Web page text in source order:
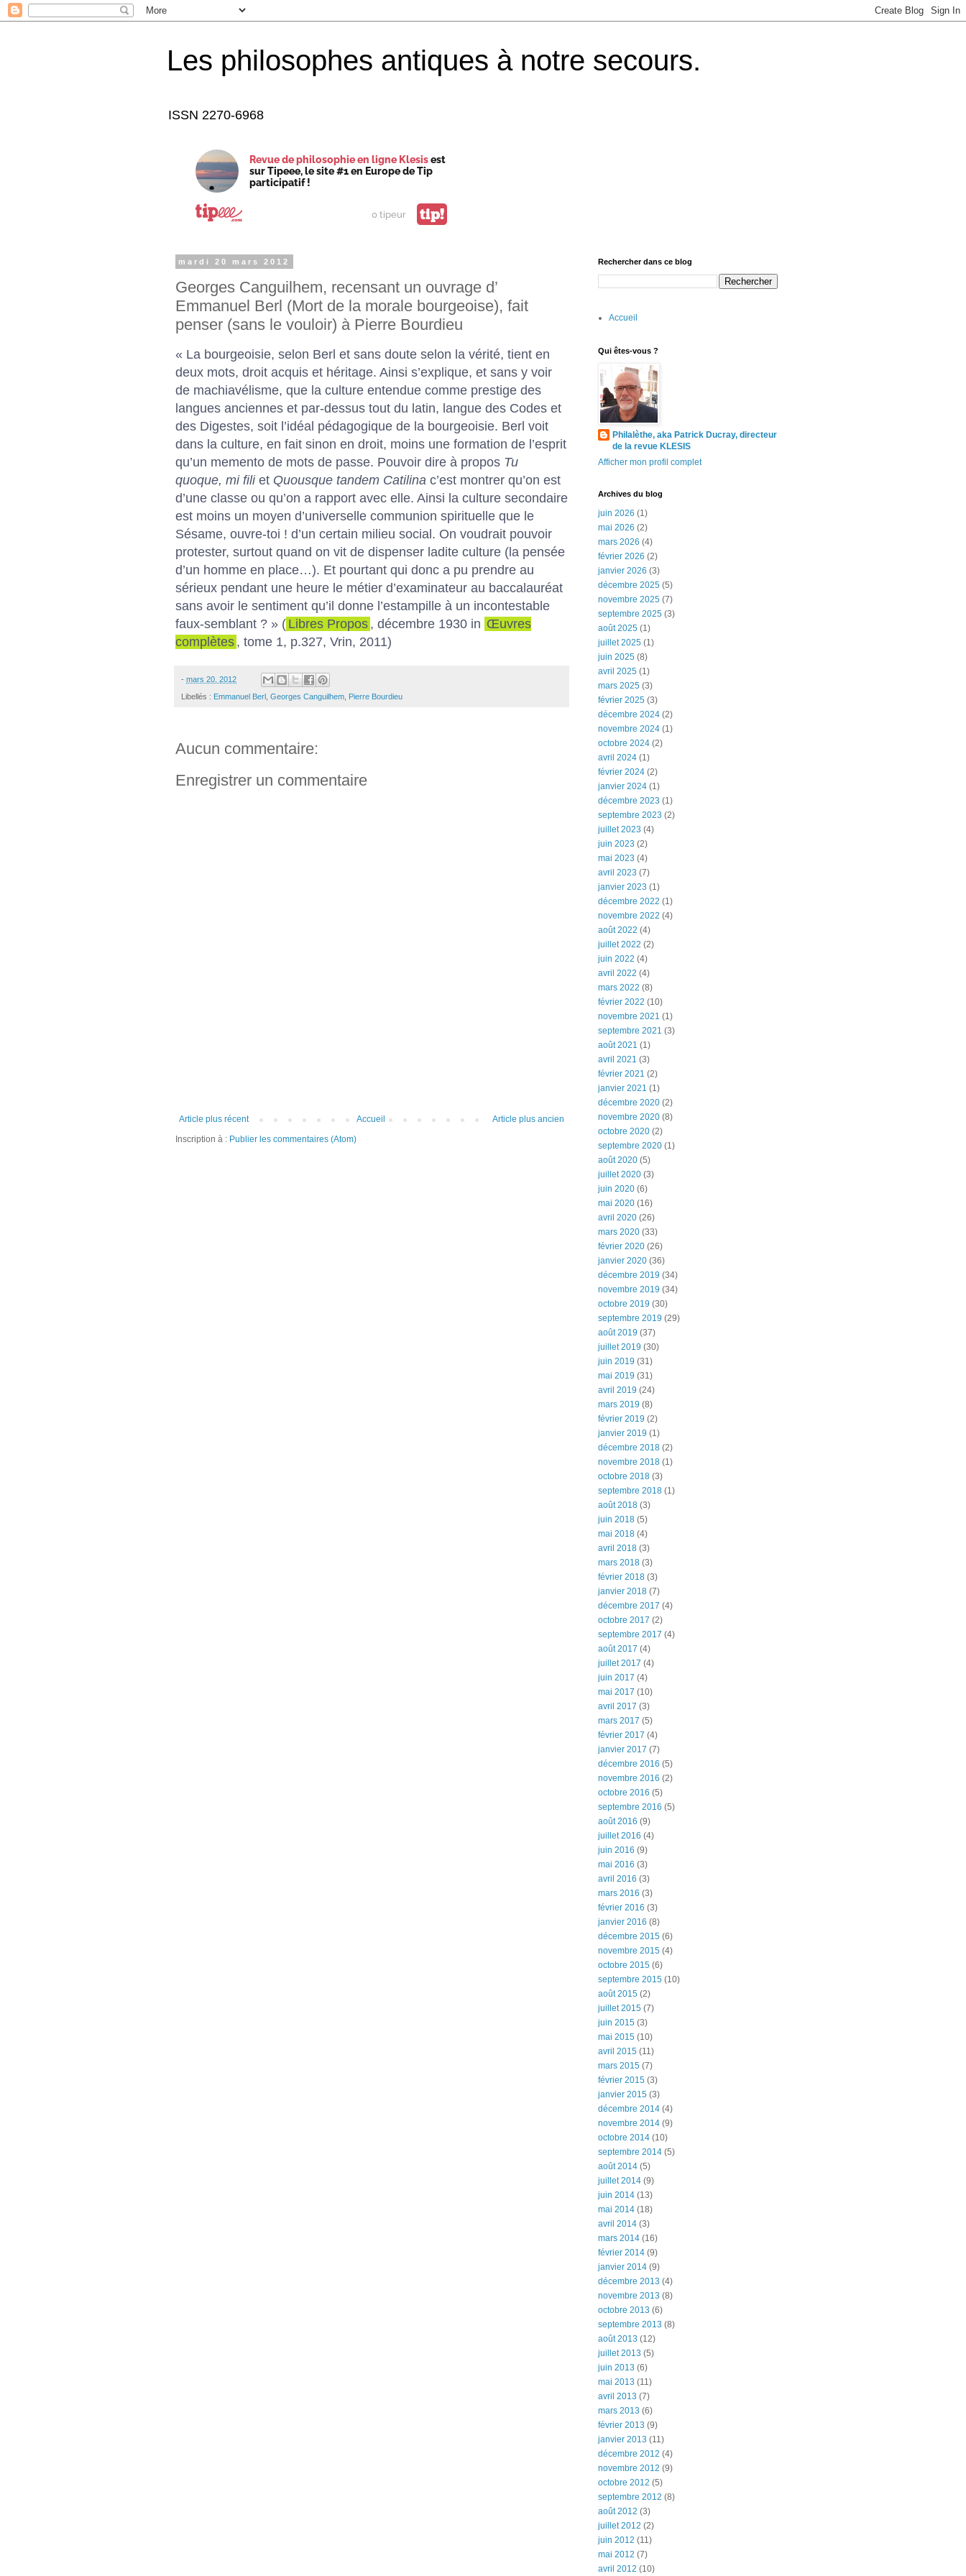
Les philosophes antiques à notre secours.
ISSN 2270-6968
Revue de philosophie en ligne Klesisest
sur Tipeee, le site #1 en Europe de Tip
participatif !
0 tipeur tip!
mardi 20 mars 2012
Georges Canguilhem, recensant un ouvrage d’
Emmanuel Berl (Mort de la morale bourgeoise), fait
penser (sans le vouloir) à Pierre Bourdieu
« La bourgeoisie, selon Berl et sans doute selon la vérité, tient en
deux mots, droit acquis et héritage. Ainsi s’explique, et sans y voir
de machiavélisme, que la culture entendue comme prestige des
langues anciennes et par-dessus tout du latin, langue des Codes et
des Digestes, soit l’idéal pédagogique de la bourgeoisie. Berl voit
dans la culture, en fait sinon en droit, moins une formation de l’esprit
qu’un memento de mots de passe. Pouvoir dire à propos Tu
quoque, mi fili et Quousque tandem Catilina c’est montrer qu’on est
d’une classe ou qu’on a rapport avec elle. Ainsi la culture secondaire
est moins un moyen d’universelle communion spirituelle que le
Sésame, ouvre-toi ! d’un certain milieu social. On voudrait pouvoir
protester, surtout quand on vit de dispenser ladite culture (la pensée
d’un homme en place…). Et pourtant qui donc a pu prendre au
sérieux pendant une heure le métier d’examinateur au baccalauréat
sans avoir le sentiment qu’il donne l’estampille à un incontestable
faux-semblant ? » ( Libres Propos , décembre 1930 in Œuvres
complètes , tome 1, p.327, Vrin, 2011)
- mars 20, 2012
Libellés : Emmanuel Berl Georges Canguilhem Pierre Bourdieu
Aucun commentaire:
Enregistrer un commentaire
Article plus récent Article plus ancien
Accueil
Inscription à : Publier les commentaires (Atom)
Rechercher dans ce blog
Accueil
Qui êtes-vous ?
Philalèthe, aka Patrick Ducray, directeur
de la revue KLESIS
Afficher mon profil complet
Archives du blog
juin 2026 (1)
mai 2026 (2)
mars 2026 (4)
février 2026 (2)
janvier 2026 (3)
décembre 2025 (5)
novembre 2025 (7)
septembre 2025 (3)
août 2025 (1)
juillet 2025 (1)
juin 2025 (8)
avril 2025 (1)
mars 2025 (3)
février 2025 (3)
décembre 2024 (2)
novembre 2024 (1)
octobre 2024 (2)
avril 2024 (1)
février 2024 (2)
janvier 2024 (1)
décembre 2023 (1)
septembre 2023 (2)
juillet 2023 (4)
juin 2023 (2)
mai 2023 (4)
avril 2023 (7)
janvier 2023 (1)
décembre 2022 (1)
novembre 2022 (4)
août 2022 (4)
juillet 2022 (2)
juin 2022 (4)
avril 2022 (4)
mars 2022 (8)
février 2022 (10)
novembre 2021 (1)
septembre 2021 (3)
août 2021 (1)
avril 2021 (3)
février 2021 (2)
janvier 2021 (1)
décembre 2020 (2)
novembre 2020 (8)
octobre 2020 (2)
septembre 2020 (1)
août 2020 (5)
juillet 2020 (3)
juin 2020 (6)
mai 2020 (16)
avril 2020 (26)
mars 2020 (33)
février 2020 (26)
janvier 2020 (36)
décembre 2019 (34)
novembre 2019 (34)
octobre 2019 (30)
septembre 2019 (29)
août 2019 (37)
juillet 2019 (30)
juin 2019 (31)
mai 2019 (31)
avril 2019 (24)
mars 2019 (8)
février 2019 (2)
janvier 2019 (1)
décembre 2018 (2)
novembre 2018 (1)
octobre 2018 (3)
septembre 2018 (1)
août 2018 (3)
juin 2018 (5)
mai 2018 (4)
avril 2018 (3)
mars 2018 (3)
février 2018 (3)
janvier 2018 (7)
décembre 2017 (4)
octobre 2017 (2)
septembre 2017 (4)
août 2017 (4)
juillet 2017 (4)
juin 2017 (4)
mai 2017 (10)
avril 2017 (3)
mars 2017 (5)
février 2017 (4)
janvier 2017 (7)
décembre 2016 (5)
novembre 2016 (2)
octobre 2016 (5)
septembre 2016 (5)
août 2016 (9)
juillet 2016 (4)
juin 2016 (9)
mai 2016 (3)
avril 2016 (3)
mars 2016 (3)
février 2016 (3)
janvier 2016 (8)
décembre 2015 (6)
novembre 2015 (4)
octobre 2015 (6)
septembre 2015 (10)
août 2015 (2)
juillet 2015 (7)
juin 2015 (3)
mai 2015 (10)
avril 2015 (11)
mars 2015 (7)
février 2015 (3)
janvier 2015 (3)
décembre 2014 (4)
novembre 2014 (9)
octobre 2014 (10)
septembre 2014 (5)
août 2014 (5)
juillet 2014 (9)
juin 2014 (13)
mai 2014 (18)
avril 2014 (3)
mars 2014 (16)
février 2014 (9)
janvier 2014 (9)
décembre 2013 (4)
novembre 2013 (8)
octobre 2013 (6)
septembre 2013 (8)
août 2013 (12)
juillet 2013 (5)
juin 2013 (6)
mai 2013 (11)
avril 2013 (7)
mars 2013 (6)
février 2013 (9)
janvier 2013 (11)
décembre 2012 (4)
novembre 2012 (9)
octobre 2012 (5)
septembre 2012 (8)
août 2012 (3)
juillet 2012 (2)
juin 2012 (11)
mai 2012 (7)
avril 2012 (10)